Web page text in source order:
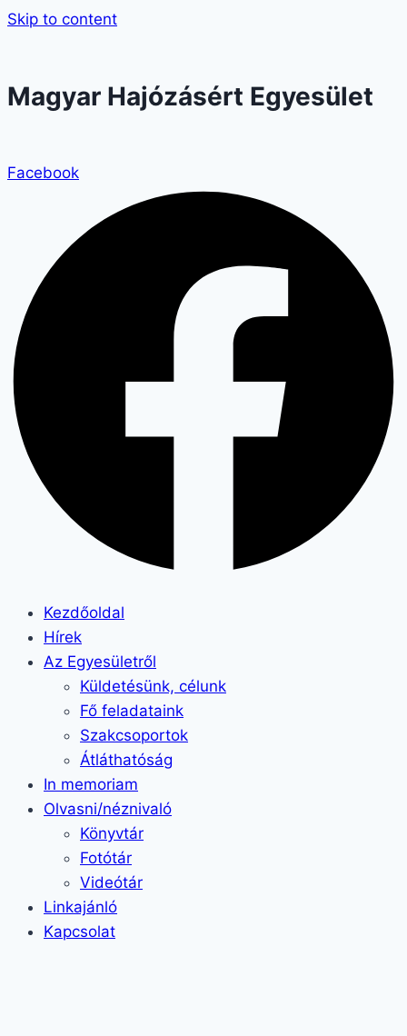
Skip to content
Magyar Hajózásért Egyesület
Facebook
Kezdőoldal
Hírek
Az Egyesületről
Küldetésünk, célunk
Fő feladataink
Szakcsoportok
Átláthatóság
In memoriam
Olvasni/néznivaló
Könyvtár
Fotótár
Videótár
Linkajánló
Kapcsolat